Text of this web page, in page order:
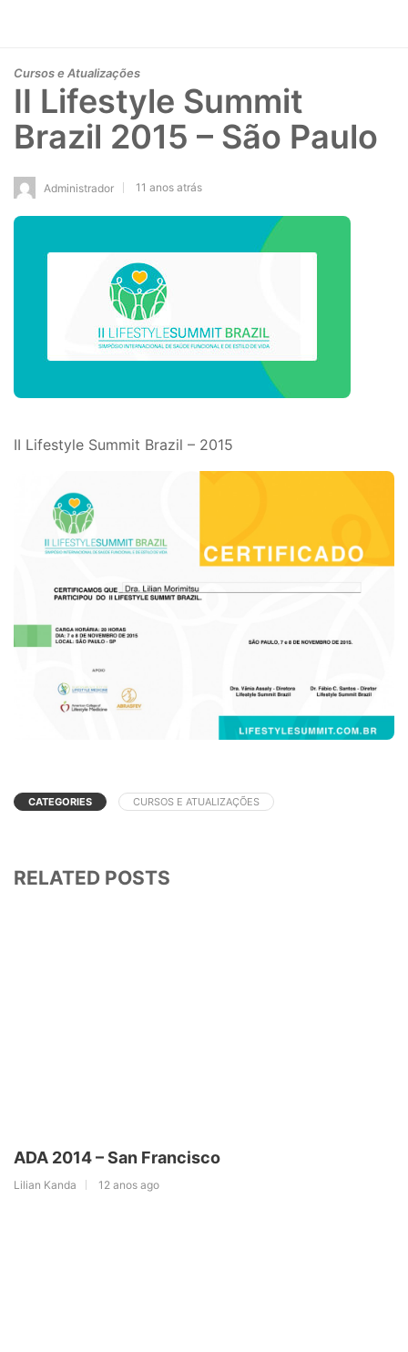
Cursos e Atualizações
II Lifestyle Summit
Brazil 2015 – São Paulo
Administrador 11 anos atrás
II Lifestyle Summit Brazil – 2015
CATEGORIES CURSOS E ATUALIZAÇÕES
RELATED POSTS
ADA 2014 – San Francisco
Lilian Kanda 12 anos ago